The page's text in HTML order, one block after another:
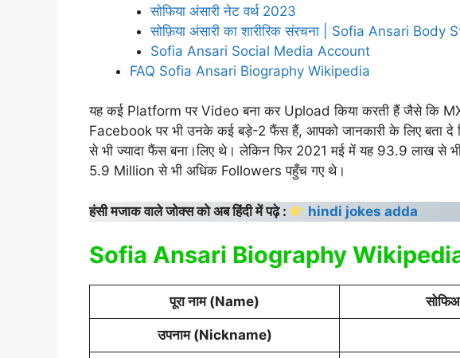
सोफिया अंसारी नेट वर्थ 2023
सोफ़िया अंसारी का शारीरिक संरचना | Sofia Ansari Body
Sofia Ansari Social Media Account
FAQ Sofia Ansari Biography Wikipedia
यह कई Platform पर Video बना कर Upload किया करती हैं जैसे कि
Facebook पर भी उनके कई बड़े-2 फैंस हैं, आपको जानकारी के लिए बता
से भी ज्यादा फैंस बना।लिए थे। लेकिन फिर 2021 मई में यह 93.9 लाख से
5.9 Million से भी अधिक Followers पहुँच गए थे।
हंसी मजाक वाले जोक्स को अब हिंदी में पढ़े : hindi jokes adda
Sofia Ansari Biography
पूरा नाम (Name)
उपनाम (Nickname)